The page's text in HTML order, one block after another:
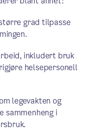
grad tilpasse
inkludert bruk
helsepersonell
legevakten og
sammenheng i